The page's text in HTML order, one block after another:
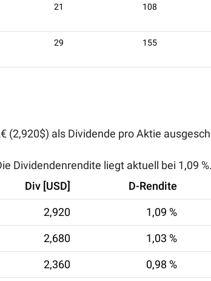
21 108
29 155
(2,920$) als Dividende pro Aktie
Dividendenrendite liegt aktuell bei 1,09 %.
Div [USD] D-Rendite
2,920 1,09 %
2,680 1,03 %
2,360 0,98 %